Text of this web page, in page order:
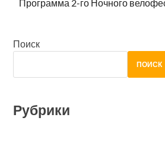
Программа 2-го Ночного
Поиск
ПОИСК
Рубрики